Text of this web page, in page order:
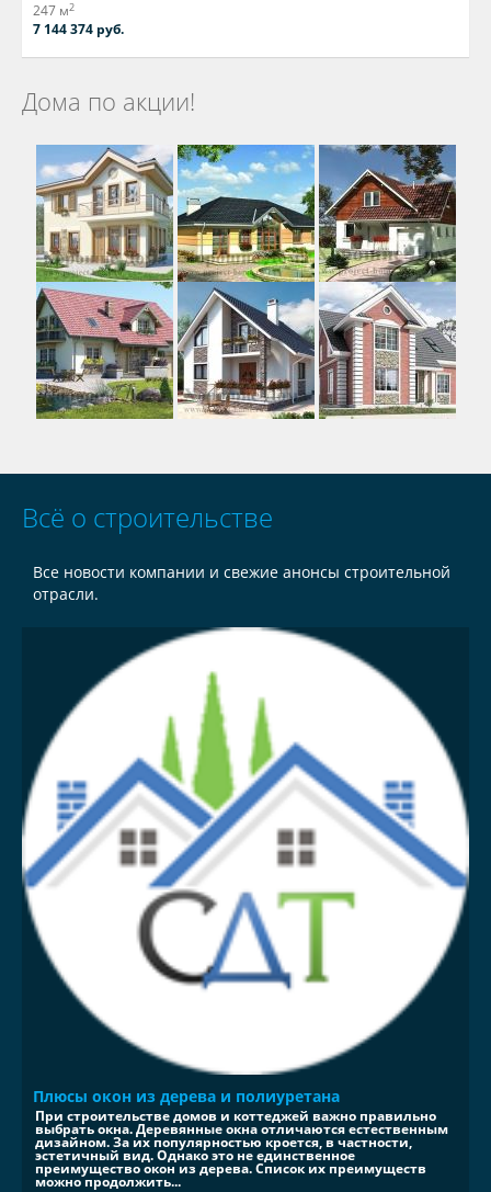
247 м2
7 144 374 руб.
Дома по акции!
Всё о строительстве
Все новости компании и свежие анонсы строительной
отрасли.
Плюсы окон из дерева и полиуретана
При строительстве домов и коттеджей важно правильно
выбрать окна. Деревянные окна отличаются естественным
дизайном. За их популярностью кроется, в частности,
эстетичный вид. Однако это не единственное
преимущество окон из дерева. Список их преимуществ
можно продолжить...